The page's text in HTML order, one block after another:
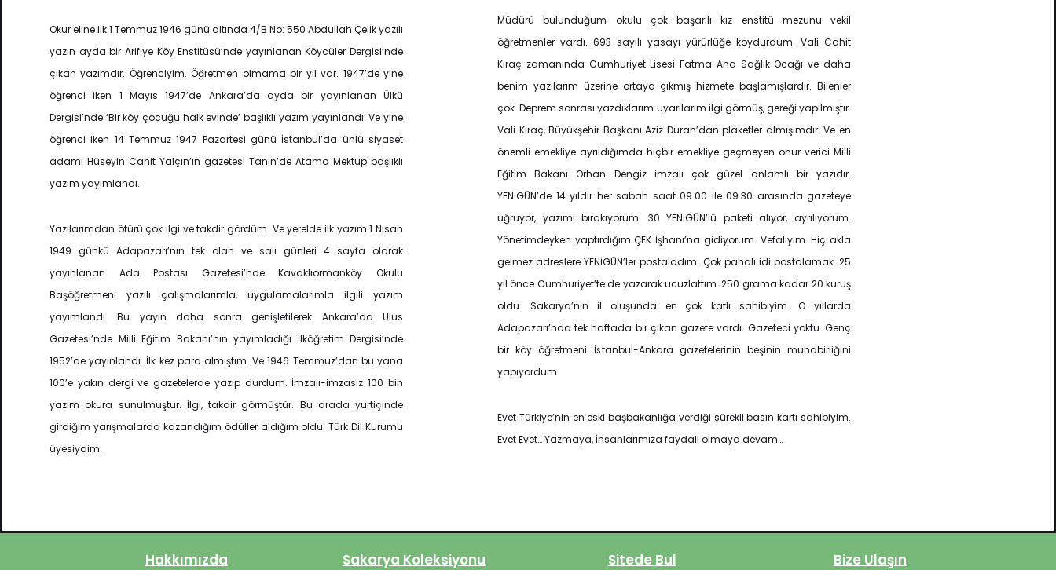
Okur eline ilk 1 Temmuz 1946 günü altında 4/B No: 550 Abdullah Çelik yazılı
yazın ayda bir Arifiye Köy Enstitüsü’nde yayınlanan Köycüler Dergisi’nde
çıkan yazımdır. Öğrenciyim. Öğretmen olmama bir yıl var. 1947’de yine
öğrenci iken 1 Mayıs 1947’de Ankara’da ayda bir yayınlanan Ülkü
Dergisi’nde ‘Bir köy çocuğu halk evinde’ başlıklı yazım yayınlandı. Ve yine
öğrenci iken 14 Temmuz 1947 Pazartesi günü İstanbul’da ünlü siyaset
adamı Hüseyin Cahit Yalçın’ın gazetesi Tanin’de Atama Mektup başlıklı
yazım yayımlandı.
Yazılarımdan ötürü çok ilgi ve takdir gördüm. Ve yerelde ilk yazım 1 Nisan
1949 günkü Adapazarı’nın tek olan ve salı günleri 4 sayfa olarak
yayınlanan Ada Postası Gazetesi’nde Kavaklıormanköy Okulu
Başöğretmeni yazılı çalışmalarımla, uygulamalarımla ilgili yazım
yayımlandı. Bu yayın daha sonra genişletilerek Ankara’da Ulus
Gazetesi’nde Milli Eğitim Bakanı’nın yayımladığı İlköğretim Dergisi’nde
1952’de yayınlandı. İlk kez para almıştım. Ve 1946 Temmuz’dan bu yana
100’e yakın dergi ve gazetelerde yazıp durdum. İmzalı-imzasız 100 bin
yazım okura sunulmuştur. İlgi, takdir görmüştür. Bu arada yurtiçinde
girdiğim yarışmalarda kazandığım ödüller aldığım oldu. Türk Dil Kurumu
üyesiydim.
Müdürü bulunduğum okulu çok başarılı kız enstitü mezunu vekil
öğretmenler vardı. 693 sayılı yasayı yürürlüğe koydurdum. Vali Cahit
Kıraç zamanında Cumhuriyet Lisesi Fatma Ana Sağlık Ocağı ve daha
benim yazılarım üzerine ortaya çıkmış hizmete başlamışlardır. Bilenler
çok. Deprem sonrası yazdıklarım uyarılarım ilgi görmüş, gereği yapılmıştır.
Vali Kıraç, Büyükşehir Başkanı Aziz Duran’dan plaketler almışımdır. Ve en
önemli emekliye ayrıldığımda hiçbir emekliye geçmeyen onur verici Milli
Eğitim Bakanı Orhan Dengiz imzalı çok güzel anlamlı bir yazıdır.
YENİGÜN’de 14 yıldır her sabah saat 09.00 ile 09.30 arasında gazeteye
uğruyor, yazımı bırakıyorum. 30 YENİGÜN’lü paketi alıyor, ayrılıyorum.
Yönetimdeyken yaptırdığım ÇEK İşhanı’na gidiyorum. Vefalıyım. Hiç akla
gelmez adreslere YENİGÜN’ler postaladım. Çok pahalı idi postalamak. 25
yıl önce Cumhuriyet’te de yazarak ucuzlattım. 250 grama kadar 20 kuruş
oldu. Sakarya’nın il oluşunda en çok katlı sahibiyim. O yıllarda
Adapazarı’nda tek haftada bir çıkan gazete vardı. Gazeteci yoktu. Genç
bir köy öğretmeni İstanbul-Ankara gazetelerinin beşinin muhabirliğini
yapıyordum.
Evet Türkiye’nin en eski başbakanlığa verdiği sürekli basın kartı sahibiyim.
Evet Evet… Yazmaya, İnsanlarımıza faydalı olmaya devam…
Hakkımızda Sakarya Koleksiyonu Sitede Bul Bize Ulaşın